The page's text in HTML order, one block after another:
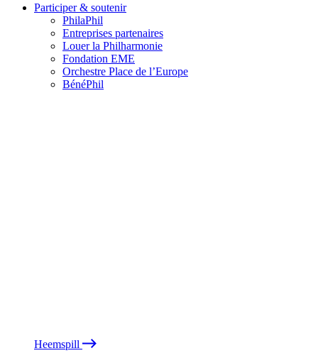
Participer & soutenir
PhilaPhil
Entreprises partenaires
Louer la Philharmonie
Fondation EME
Orchestre Place de l’Europe
BénéPhil
Heemspill